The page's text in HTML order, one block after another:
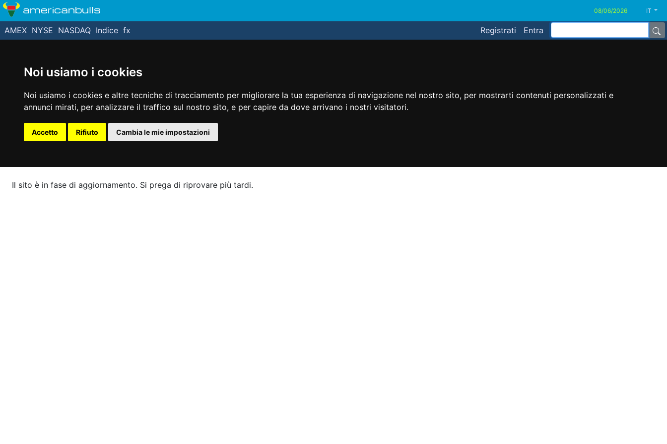
Noi usiamo i cookies
Noi usiamo i cookies e altre tecniche di tracciamento per migliorare la tua esperienza di navigazione nel nostro sito, per mostrarti contenuti personalizzati e
annunci mirati, per analizzare il traffico sul nostro sito, e per capire da dove arrivano i nostri visitatori.
Accetto Rifiuto Cambia le mie impostazioni
americanbulls IT
Registrati Entra
AMEX NYSE NASDAQ Indice fx
Il sito è in fase di aggiornamento. Si prega di riprovare più tardi.